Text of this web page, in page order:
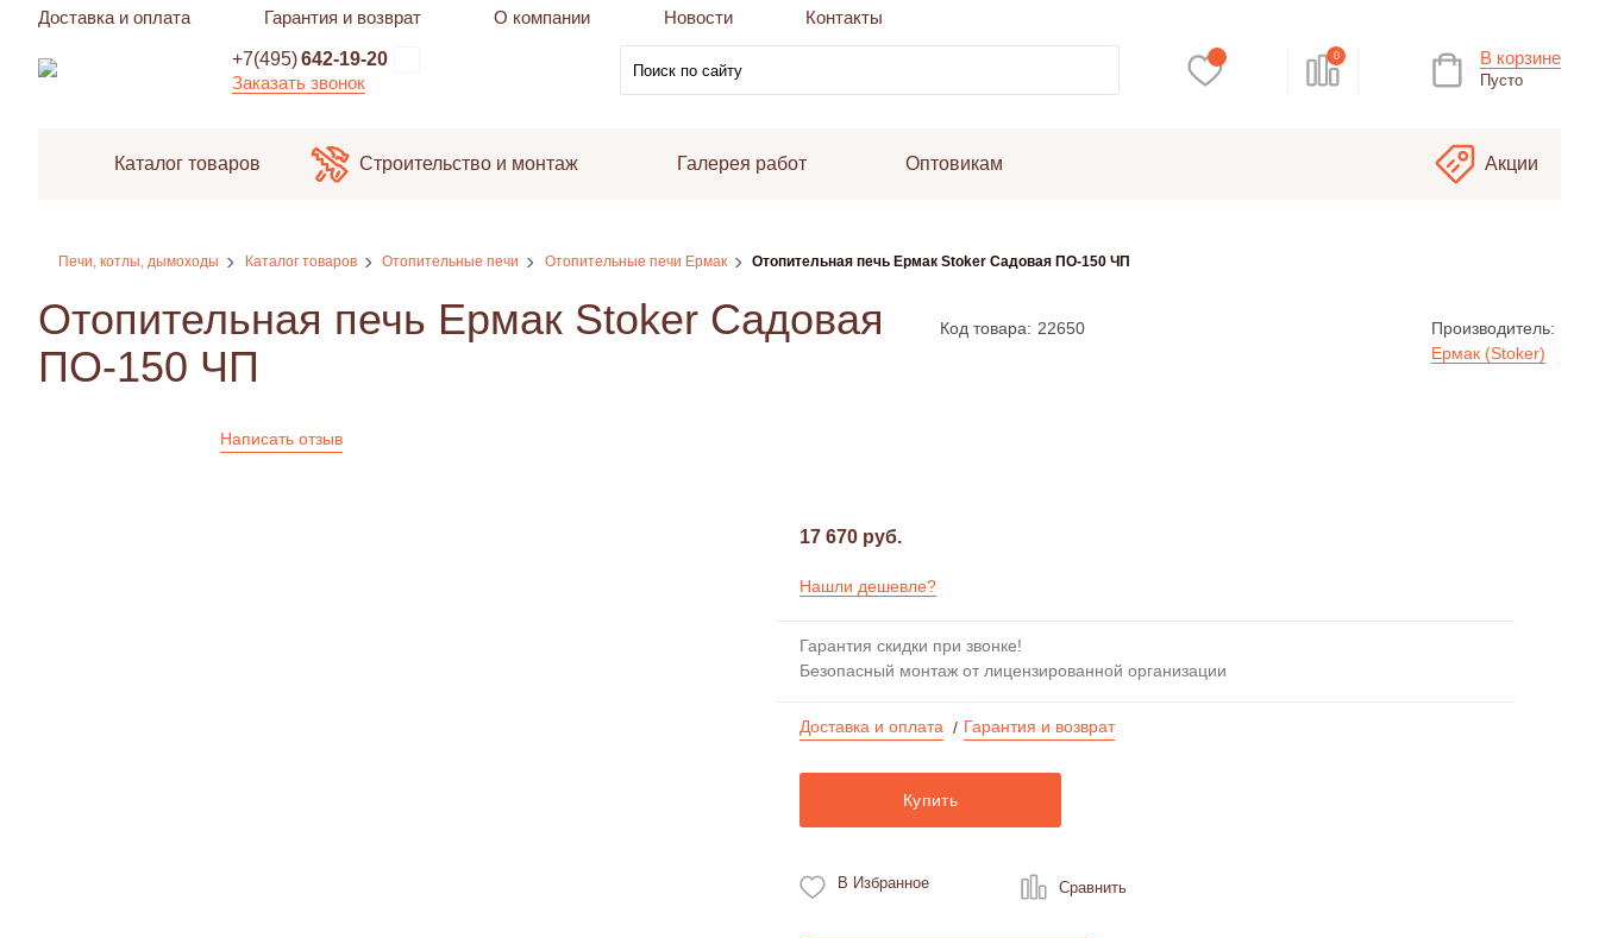
Доставка и оплата Гарантия и возврат О компании Новости Контакты
+7(495) 642-19-20
Заказать звонок
0 В корзине
Пусто
Каталог товаров Строительство и монтаж Галерея работ Оптовикам Акции
Печи, котлы, дымоходы Каталог товаров Отопительные печи Отопительные печи Ермак Отопительная печь Ермак Stoker Садовая ПО-150 ЧП
Отопительная печь Ермак Stoker Садовая
ПО-150 ЧП
Код товара: 22650
Производитель:
Ермак (Stoker)
Написать отзыв
17 670 руб.
Нашли дешевле?
Гарантия скидки при звонке!
Безопасный монтаж от лицензированной организации
Доставка и оплата / Гарантия и возврат
Купить
В Избранное Сравнить